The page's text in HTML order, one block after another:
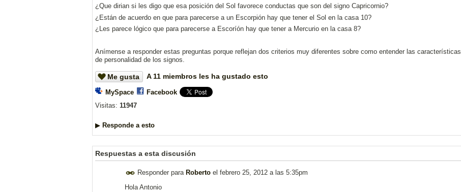
¿Que dirian si les digo que esa posición del Sol favorece conductas que son del signo Capricornio?
¿Están de acuerdo en que para parecerse a un Escorpión hay que tener el Sol en la casa 10?
¿Les parece lógico que para parecerse a Escoríón hay que tener a Mercurio en la casa 8?
Anímense a responder estas preguntas porque reflejan dos criterios muy diferentes sobre como entender las características
de personalidad de los signos.
Me gusta A 11 miembros les ha gustado esto
MySpace
Facebook
Visitas: 11947
▶ Responde a esto
Respuestas a esta discusión
Responder para Roberto el febrero 25, 2012 a las 5:35pm
Hola Antonio